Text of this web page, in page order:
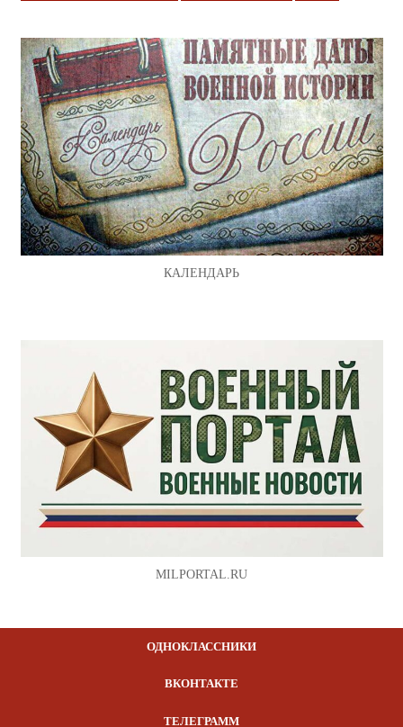
КАЛЕНДАРЬ
MILPORTAL.RU
ОДНОКЛАССНИКИ
ВКОНТАКТЕ
ТЕЛЕГРАММ